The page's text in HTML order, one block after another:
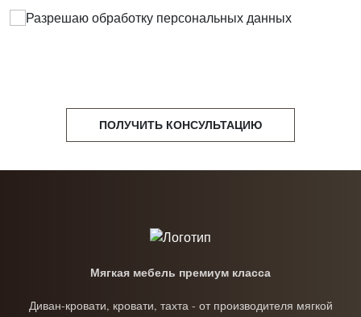
Разрешаю обработку персональных данных
ПОЛУЧИТЬ КОНСУЛЬТАЦИЮ
Мягкая мебель премиум класса
Диван-кровати, кровати, тахта - от производителя мягкой